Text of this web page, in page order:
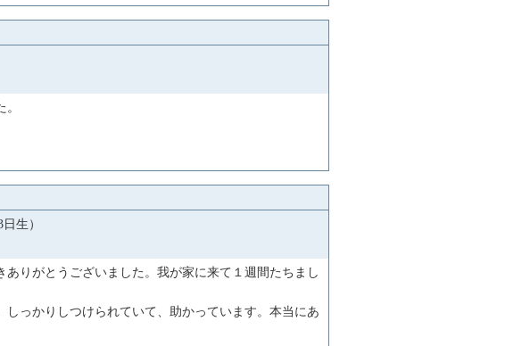
生）
りがとうございました。我が家に来て１週間たちまし
っかりしつけられていて、助かっています。本当にあ